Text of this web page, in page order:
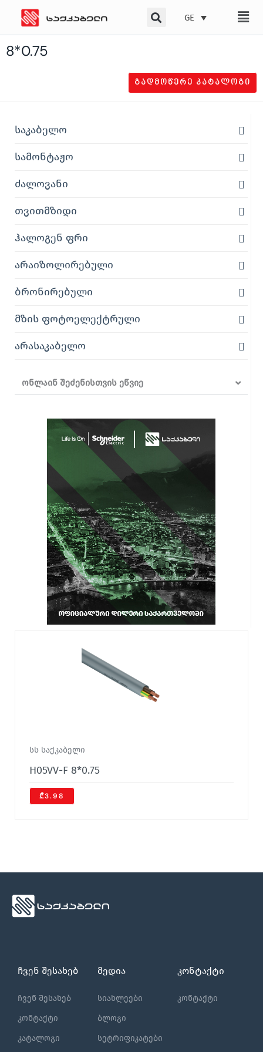
content
GE
8*0.75
ᲒᲐᲓᲛᲝᲬᲔᲠᲔ ᲙᲐᲢᲐᲚᲝᲒᲘ
საკაბელო
სამონტაჟო
ძალოვანი
თვითმზიდი
ჰალოგენ ფრი
არაიზოლირებული
ბრონირებული
მზის ფოტოელექტრული
არასაკაბელო
ონლაინ შეძენისთვის ეწვიე
სს საქკაბელი
H05VV-F 8*0.75
₾3.98
ჩვენ შესახებ
ჩვენ შესახებ
კონტაქტი
კატალოგი
მედია
სიახლეები
ბლოგი
სეტრიფიკატები
კონტაქტი
კონტაქტი